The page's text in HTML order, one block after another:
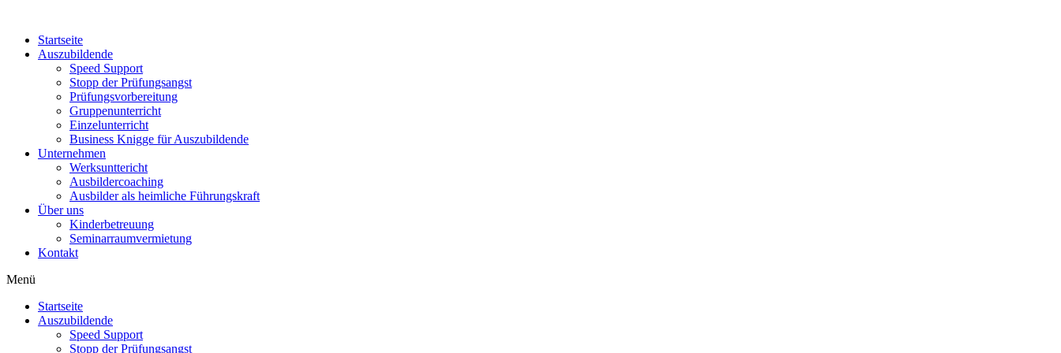
springenStartseite
Auszubildende
Speed Support
Stopp der Prüfungsangst
Prüfungsvorbereitung
Gruppenunterricht
Einzelunterricht
Business Knigge für Auszubildende
Unternehmen
Werksunttericht
Ausbildercoaching
Ausbilder als heimliche Führungskraft
Über uns
Kinderbetreuung
Seminarraumvermietung
Kontakt
Menü
Startseite
Auszubildende
Speed Support
Stopp der Prüfungsangst